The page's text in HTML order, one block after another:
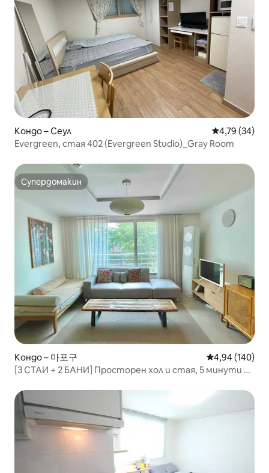
Кондо – Сеул Средна
4,79 (34)
Evergreen, стая 402 (Evergreen Studio)_Gray Room
Супердомакин
Супердомакин
Кондо – 마포구 Средна
4,94 (140)
[3 СТАИ + 2 БАНИ] Просторен хол и стая, 5 минути до